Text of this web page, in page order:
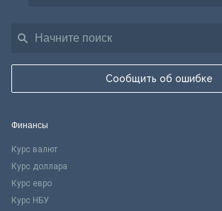
Сообщить об ошибке
Финансы
Курс валют
Курс доллара
Курс евро
Курс НБУ